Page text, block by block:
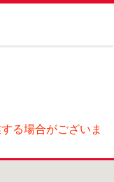
る場合がございま